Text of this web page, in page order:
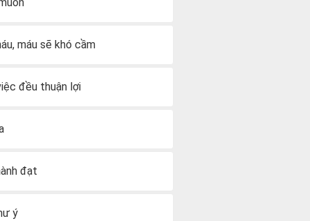
máu sẽ khó cầm
đều thuận lợi
đạt
ý